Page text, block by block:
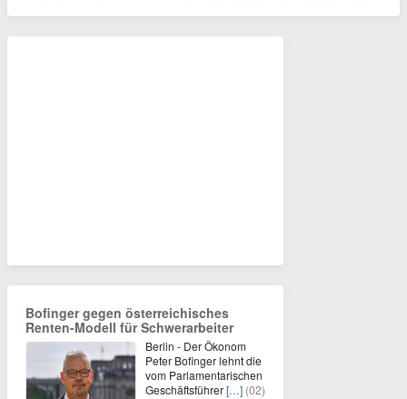
Bofinger gegen österreichisches
Renten-Modell für Schwerarbeiter
Berlin - Der Ökonom
Peter Bofinger lehnt die
vom Parlamentarischen
Geschäftsführer[…] (02)